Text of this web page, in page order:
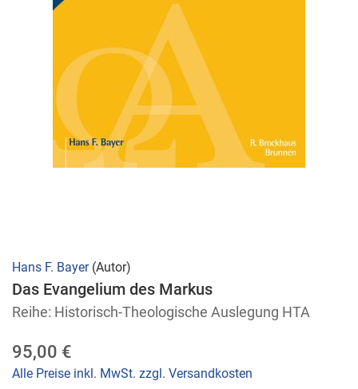
Hans F. Bayer(Autor)
Das Evangelium des Markus
Reihe: Historisch-Theologische Auslegung HTA
95,00 €
Alle Preise inkl. MwSt. zzgl. Versandkosten